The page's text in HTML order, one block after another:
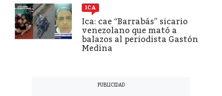
ICA
Ica: cae “Barrabás” sicario
venezolano que mató a
balazos al periodista Gastón
Medina